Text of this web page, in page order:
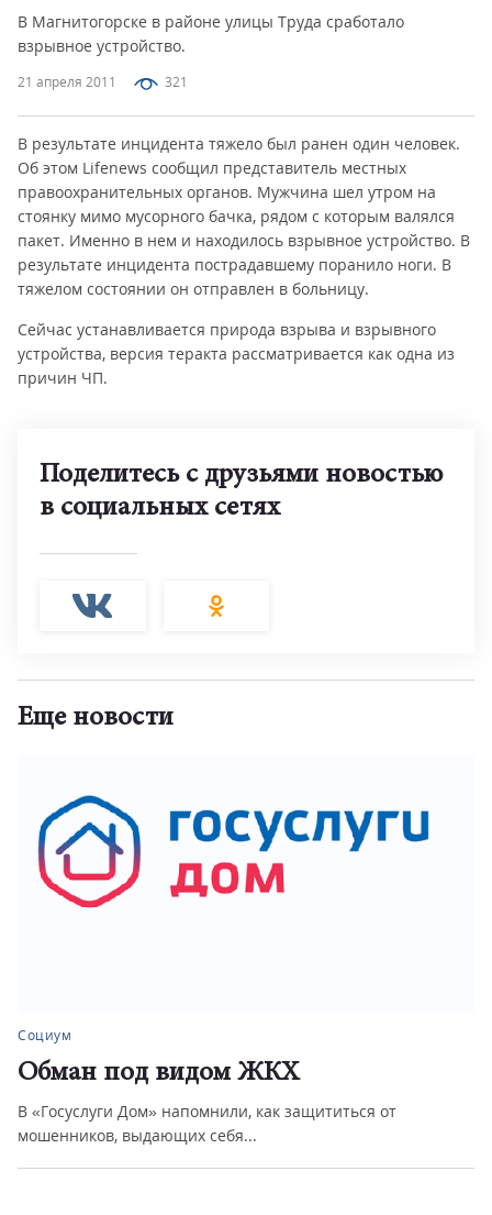
21 апреля 2011 321
В Магнитогорске в районе улицы Труда сработало
взрывное устройство.
В результате инцидента тяжело был ранен один человек.
Об этом Lifenews сообщил представитель местных
правоохранительных органов. Мужчина шел утром на
стоянку мимо мусорного бачка, рядом с которым валялся
пакет. Именно в нем и находилось взрывное устройство. В
результате инцидента пострадавшему поранило ноги. В
тяжелом состоянии он отправлен в больницу.
Сейчас устанавливается природа взрыва и взрывного
устройства, версия теракта рассматривается как одна из
причин ЧП.
Поделитесь с друзьями новостью
в социальных сетях
Еще новости
Социум
Обман под видом ЖКХ
В «Госуслуги Дом» напомнили, как защититься от
мошенников, выдающих себя...